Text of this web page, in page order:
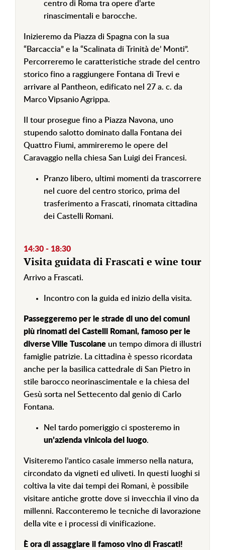
centro di Roma tra opere d’arte
rinascimentali e barocche.
Inizieremo da Piazza di Spagna con la sua
“Barcaccia” e la “Scalinata di Trinità de’ Monti”.
Percorreremo le caratteristiche strade del centro
storico fino a raggiungere Fontana di Trevi e
arrivare al Pantheon, edificato nel 27 a. c. da
Marco Vipsanio Agrippa.
Il tour prosegue fino a Piazza Navona, uno
stupendo salotto dominato dalla Fontana dei
Quattro Fiumi, ammireremo le opere del
Caravaggio nella chiesa San Luigi dei Francesi.
Pranzo libero, ultimi momenti da trascorrere
nel cuore del centro storico, prima del
trasferimento a Frascati, rinomata cittadina
dei Castelli Romani.
14:30 - 18:30
Visita guidata di Frascati e wine tour
Arrivo a Frascati.
Incontro con la guida ed inizio della visita.
Passeggeremo per le strade di uno dei comuni
più rinomati dei Castelli Romani, famoso per le
diverse Ville Tuscolane un tempo dimora di illustri
famiglie patrizie. La cittadina è spesso ricordata
anche per la basilica cattedrale di San Pietro in
stile barocco neorinascimentale e la chiesa del
Gesù sorta nel Settecento dal genio di Carlo
Fontana.
Nel tardo pomeriggio ci sposteremo in
un’azienda vinicola del luogo.
Visiteremo l’antico casale immerso nella natura,
circondato da vigneti ed uliveti. In questi luoghi si
coltiva la vite dai tempi dei Romani, è possibile
visitare antiche grotte dove si invecchia il vino da
millenni. Racconteremo le tecniche di lavorazione
della vite e i processi di vinificazione.
È ora di assaggiare il famoso vino di Frascati!